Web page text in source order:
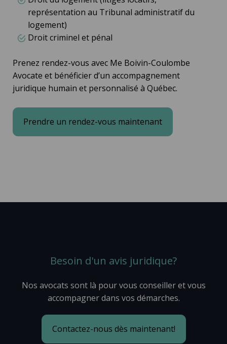
représentation au Tribunal administratif du
logement)
Droit criminel et pénal
Prenez rendez-vous avec Me Boivin-Coulombe
Avocate et bénéficier d’un accompagnement
juridique humain et personnalisé à Québec.
Prendre un rendez-vous maintenant
Besoin d'un avis juridique?
Nos avocats sont là pour vous conseiller et vous
accompagner dans vos démarches.
Contactez-nous dès maintenant!